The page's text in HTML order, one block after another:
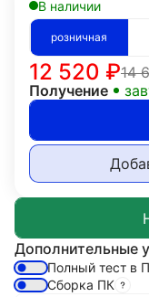
В наличии
розничная
14
12 520 ₽
Получение
Дополнительные
Полный тест в
Сборка ПК